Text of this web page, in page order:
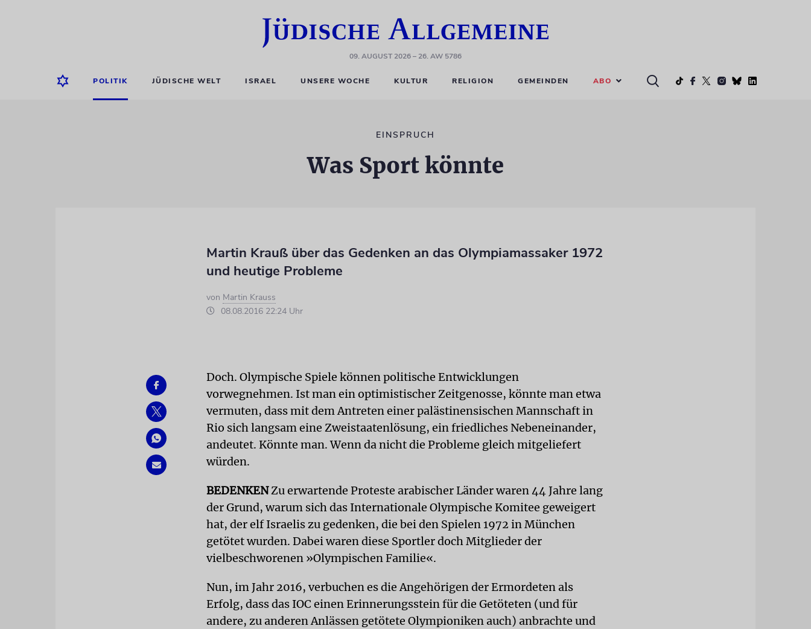
09. AUGUST 2026– 26. AW 5786
POLITIK JÜDISCHE WELT ISRAEL UNSERE WOCHE KULTUR RELIGION GEMEINDEN ABO
EINSPRUCH
Was Sport könnte
Martin Krauß über das Gedenken an das Olympiamassaker 1972
und heutige Probleme
von Martin Krauss
08.08.2016 22:24 Uhr
Doch. Olympische Spiele können politische Entwicklungen
vorwegnehmen. Ist man ein optimistischer Zeitgenosse, könnte man etwa
vermuten, dass mit dem Antreten einer palästinensischen Mannschaft in
Rio sich langsam eine Zweistaatenlösung, ein friedliches Nebeneinander,
andeutet. Könnte man. Wenn da nicht die Probleme gleich mitgeliefert
würden.
BEDENKENZu erwartende Proteste arabischer Länder waren 44 Jahre lang
der Grund, warum sich das Internationale Olympische Komitee geweigert
hat, der elf Israelis zu gedenken, die bei den Spielen 1972 in München
getötet wurden. Dabei waren diese Sportler doch Mitglieder der
vielbeschworenen »Olympischen Familie«.
Nun, im Jahr 2016, verbuchen es die Angehörigen der Ermordeten als
Erfolg, dass das IOC einen Erinnerungsstein für die Getöteten (und für
andere, zu anderen Anlässen getötete Olympioniken auch) anbrachte und